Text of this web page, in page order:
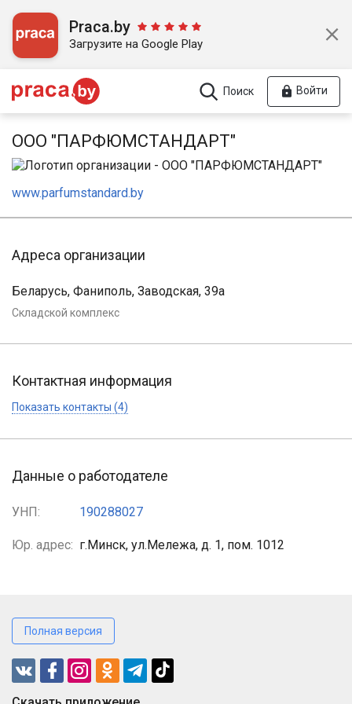
Praca.by
Загрузите на Google Play
Поиск Войти
ООО "ПАРФЮМСТАНДАРТ"
www.parfumstandard.by
Адреса организации
Беларусь, Фаниполь, Заводская, 39а
Складской комплекс
Контактная информация
Показать контакты (4)
Данные о работодателе
УНП: 190288027
Юр. адрес: г.Минск, ул.Мележа, д. 1, пом. 1012
Полная версия